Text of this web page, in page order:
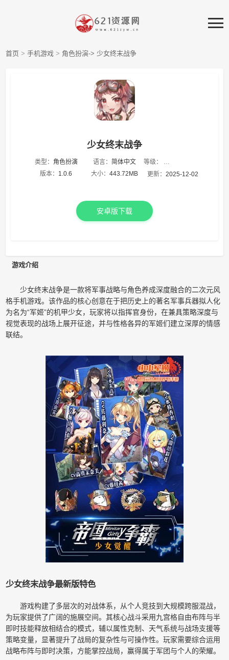
首页 >手机游戏 > 角色扮演-> 少女终末战争
少女终末战争
类型：
角色扮演
版本： 1.0.6
语言： 简体中文
大小： 443.72MB
等级：
★
更新：2025-12-02
安卓版下载
游戏介绍
少女终末战争是一款将军事战略与角色养成深度融合的二次元风
格手机游戏。该作品的核心创意在于把历史上的著名军事兵器拟人化
为名为“军姬”的机甲少女，玩家将以指挥官身份，在兼具策略深度与
视觉表现的战场上展开征途，并与性格各异的军姬们建立深厚的情感
联结。
少女终末战争最新版特色
游戏构建了多层次的对战体系，从个人竞技到大规模跨服混战，
为玩家提供了广阔的施展空间。其核心战斗采用九宫格自由布阵与半
即时技能释放相结合的模式，辅以属性克制、天气系统与战场支援等
策略变量，显著提升了战局的复杂性与可操作性。玩家需要综合运用
战略布阵与即时决策，方能掌控战局，赢得属于军团与个人的荣耀。